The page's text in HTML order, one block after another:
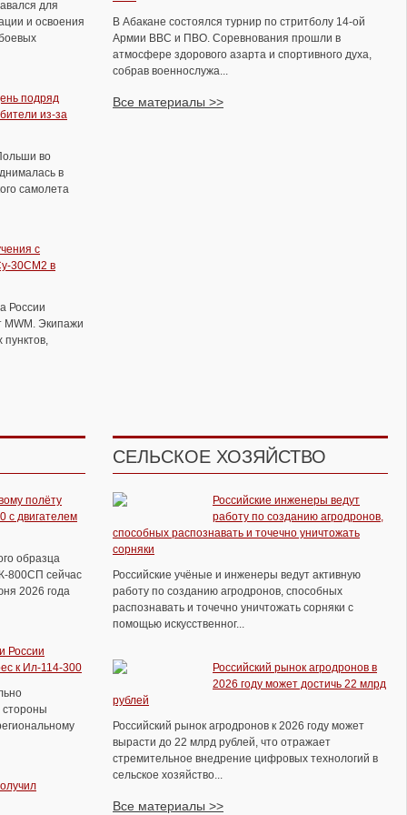
кормовых пушек
для
и освоения
подряд
из-за
во
в
самолета
с
30СМ2 в
России
Экипажи
В Абакане состоялся турнир по стритболу 14-ой
Армии ВВС и ПВО. Соревнования прошли в
атмосфере здорового азарта и спортивного духа,
собрав военнослужа...
Все материалы >>
полёту
с двигателем
образца
800СП сейчас
2026 года
России
к Ил-114-300
стороны
СЕЛЬСКОЕ ХОЗЯЙСТВО
Российские инженеры ведут
работу по созданию агродронов,
способных распознавать и точечно уничтожать
сорняки
Российские учёные и инженеры ведут активную
работу по созданию агродронов, способных
распознавать и точечно уничтожать сорняки с
помощью искусственног...
Российский рынок агродронов в
2026 году может достичь 22 млрд
рублей
Российский рынок агродронов к 2026 году может
вырасти до 22 млрд рублей, что отражает
стремительное внедрение цифровых технологий в
сельское хозяйство...
Все материалы >>